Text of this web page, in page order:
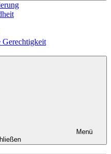
Gerechtigkeit
Menü